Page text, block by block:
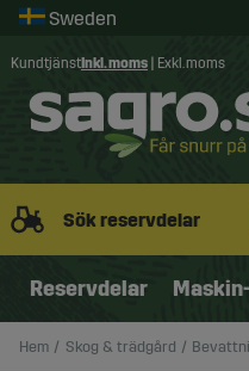
Kundtjänst Inkl. moms Exkl. moms
Sök reservdelar
Reservdelar
Hem Skog & trädgård